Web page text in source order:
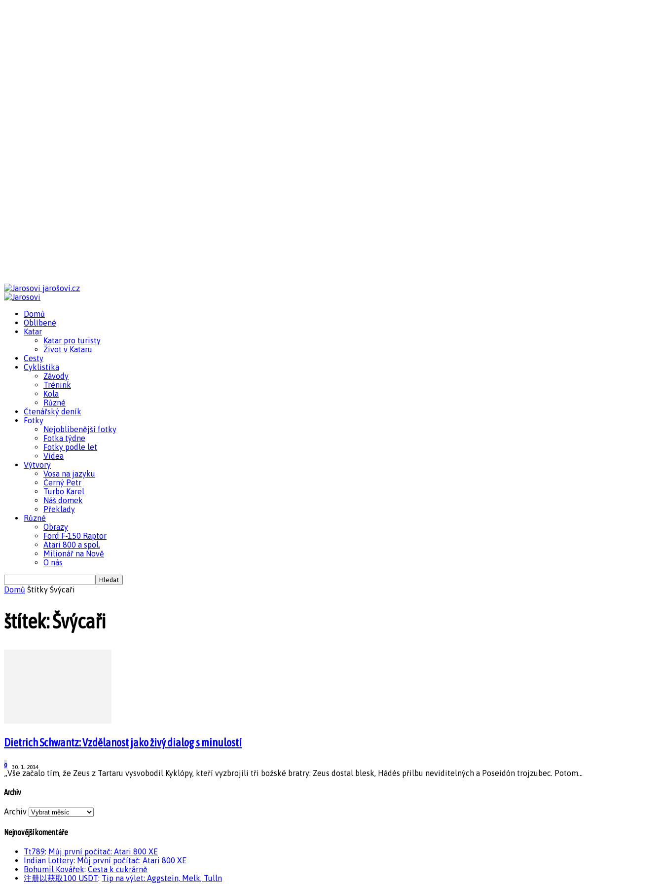
jarošovi.cz
Domů
Oblíbené
Katar
Katar pro turisty
Život v Kataru
Cesty
Cyklistika
Závody
Trénink
Kola
Různé
Čtenářský deník
Fotky
Nejoblíbenější fotky
Fotka týdne
Fotky podle let
Videa
Výtvory
Vosa na jazyku
Černý Petr
Turbo Karel
Náš domek
Překlady
Různé
Obrazy
Ford F-150 Raptor
Atari 800 a spol.
Milionář na Nově
O nás
Domů Štítky Švýcaři
štítek: Švýcaři
Dietrich Schwantz: Vzdělanost jako živý dialog s minulostí
30. 1. 2014
0
„Vše začalo tím, že Zeus z Tartaru vysvobodil Kyklópy, kteří vyzbrojili tři božské bratry: Zeus dostal blesk, Hádés přilbu neviditelných a Poseidón trojzubec. Potom...
Archiv
Archiv
Nejnovější komentáře
Tt789: Můj první počítač: Atari 800 XE
Indian Lottery: Můj první počítač: Atari 800 XE
Bohumil Kovářek: Cesta k cukrárně
注册以获取100 USDT: Tip na výlet: Aggstein, Melk, Tulln